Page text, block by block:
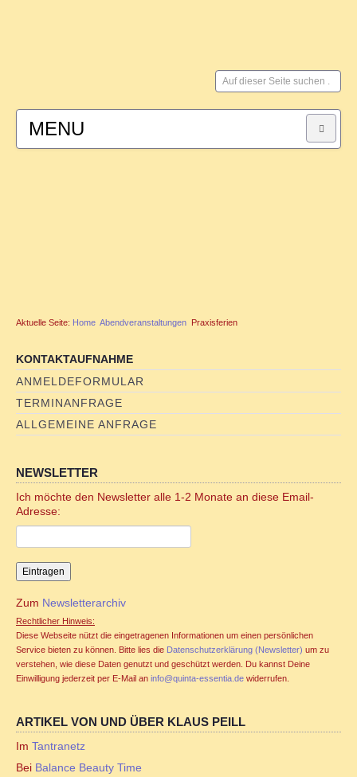
Suchen
...
MENU
FAMILIENSTELLEN
Familienstellen und Sexualität
Familienstellen und Tantra
Jahreszyklen
Seminare für Paare
Ablauf Tantraseminar
Ablauf Tantraritual
Tantranetz / Connection-Newsletter
Online Sexualitätskongress
Hara meets Wombpower
Aktuelle Seite: Home Abendveranstaltungen Praxisferien
KONTAKTAUFNAHME
ANMELDEFORMULAR
TERMINANFRAGE
ALLGEMEINE ANFRAGE
NEWSLETTER
Ich möchte den Newsletter alle 1-2 Monate an diese Email-
Adresse:
Zum Newsletterarchiv
Rechtlicher Hinweis:
Diese Webseite nützt die eingetragenen Informationen um einen persönlichen
Service bieten zu können. Bitte lies die Datenschutzerklärung (Newsletter) um zu
verstehen, wie diese Daten genutzt und geschützt werden. Du kannst Deine
Einwilligung jederzeit per E-Mail an info@quinta-essentia.de widerrufen.
ARTIKEL VON UND ÜBER KLAUS PEILL
Im Tantranetz
Bei Balance Beauty Time